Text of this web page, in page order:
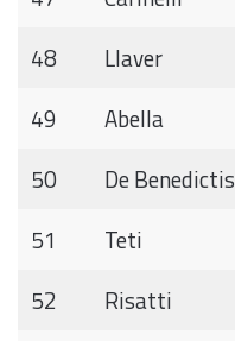
48
Llaver
49
Abella
50
De Benedictis
51
Teti
52
Risatti